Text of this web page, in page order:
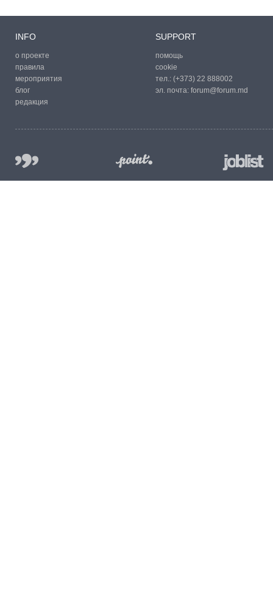
INFO
о проекте
правила
мероприятия
блог
редакция
SUPPORT
помощь
cookie
тел.: (+373) 22 888002
эл. почта: forum@forum.md